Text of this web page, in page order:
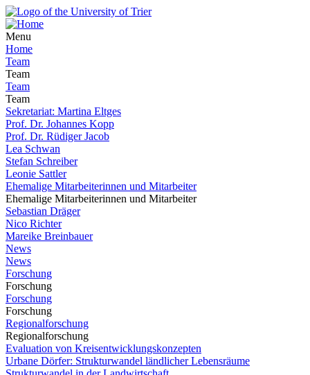
Menu
Home
Team
Team
Team
Team
Sekretariat: Martina Eltges
Prof. Dr. Johannes Kopp
Prof. Dr. Rüdiger Jacob
Lea Schwan
Stefan Schreiber
Leonie Sattler
Ehemalige Mitarbeiterinnen und Mitarbeiter
Ehemalige Mitarbeiterinnen und Mitarbeiter
Sebastian Dräger
Nico Richter
Mareike Breinbauer
News
News
Forschung
Forschung
Forschung
Forschung
Regionalforschung
Regionalforschung
Evaluation von Kreisentwicklungskonzepten
Urbane Dörfer: Strukturwandel ländlicher Lebensräume